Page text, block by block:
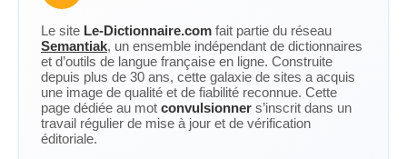
Le site Le-Dictionnaire.com fait partie du réseau
Semantiak, un ensemble indépendant de dictionnaires
et d’outils de langue française en ligne. Construite
depuis plus de 30 ans, cette galaxie de sites a acquis
une image de qualité et de fiabilité reconnue. Cette
page dédiée au mot convulsionner s’inscrit dans un
travail régulier de mise à jour et de vérification
éditoriale.